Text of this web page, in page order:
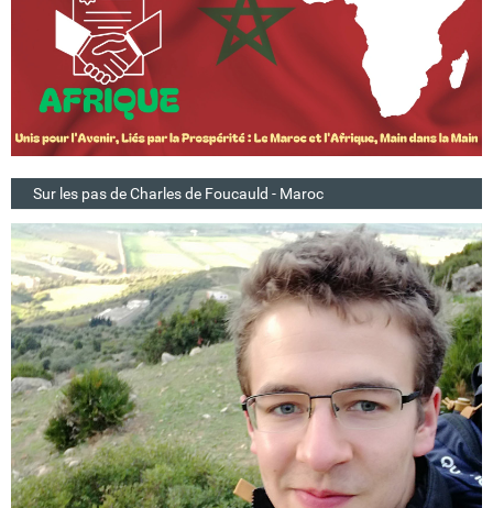
Sur les pas de Charles de Foucauld - Maroc